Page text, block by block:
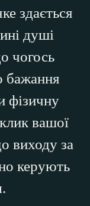
здається
душі
чогось
бажання
фізичну
вашої
виходу за
керують